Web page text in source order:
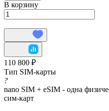
В корзину
110 800 ₽
Тип SIM-карты
?
nano SIM + eSIM - одна
сим-карт